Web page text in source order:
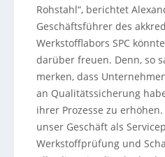
Rohstahl“, berichtet
Geschäftsführer des
Werkstofflabors SPC
darüber freuen. Denn, so
merken, dass
an Qualitätssicherung
ihrer Prozesse zu
unser Geschäft als
Werkstoffprüfung und